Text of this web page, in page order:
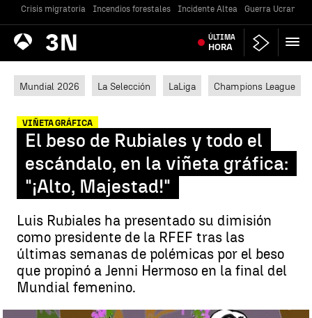
Crisis migratoria Incendios forestales Incidente Altea Guerra Ucrania
Antena
3 Noticias ÚLTIMA
HORA
Mundial 2026 La Selección LaLiga Champions League
VIÑETA GRÁFICA
El beso de Rubiales y todo el
escándalo, en la viñeta gráfica:
"¡Alto, Majestad!"
Luis Rubiales ha presentado su dimisión
como presidente de la RFEF tras las
últimas semanas de polémicas por el beso
que propinó a Jenni Hermoso en la final del
Mundial femenino.